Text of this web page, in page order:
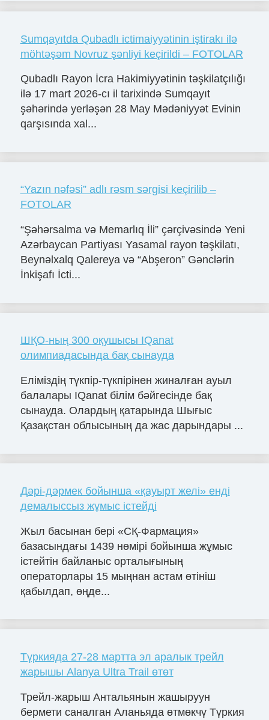
Sumqayıtda Qubadlı ictimaiyyətinin iştirakı ilə
möhtəşəm Novruz şənliyi keçirildi – FOTOLAR
Qubadlı Rayon İcra Hakimiyyətinin təşkilatçılığı
ilə 17 mart 2026-cı il tarixində Sumqayıt
şəhərində yerləşən 28 May Mədəniyyət Evinin
qarşısında xal...
“Yazın nəfəsi” adlı rəsm sərgisi keçirilib –
FOTOLAR
“Şəhərsalma və Memarlıq İli” çərçivəsində Yeni
Azərbaycan Partiyası Yasamal rayon təşkilatı,
Beynəlxalq Qalereya və “Abşeron” Gənclərin
İnkişafı İcti...
ШҚО-ның 300 оқушысы IQanat
олимпиадасында бақ сынауда
Еліміздің түкпір-түкпірінен жиналған ауыл
балалары IQanat білім бәйгесінде бақ
сынауда. Олардың қатарында Шығыс
Қазақстан облысының да жас дарындары ...
Дәрі-дәрмек бойынша «қауырт желі» енді
демалыссыз жұмыс істейді
Жыл басынан бері «СҚ-Фармация»
базасындағы 1439 нөмірі бойынша жұмыс
істейтін байланыс орталығының
операторлары 15 мыңнан астам өтініш
қабылдап, өңде...
Түркияда 27-28 мартта эл аралык трейл
жарышы Alanya Ultra Trail өтөт
Трейл-жарыш Антальянын жашыруун
бермети саналган Аланьяда өтмөкчү Түркия